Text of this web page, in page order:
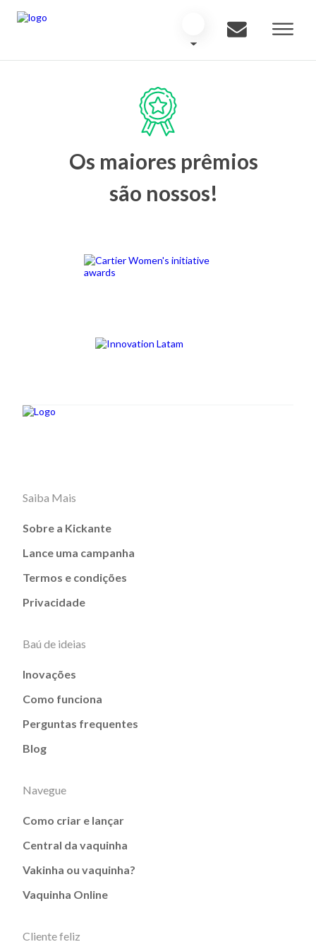
Os maiores prêmios
são nossos!
Saiba Mais
Sobre a Kickante
Lance uma campanha
Termos e condições
Privacidade
Baú de ideias
Inovações
Como funciona
Perguntas frequentes
Blog
Navegue
Como criar e lançar
Central da vaquinha
Vakinha ou vaquinha?
Vaquinha Online
Cliente feliz